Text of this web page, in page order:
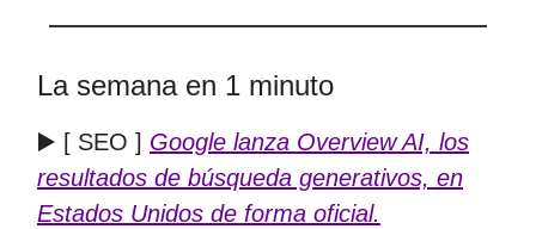
La semana en 1 minuto
▶️ [ SEO ] Google lanza Overview AI, los
resultados de búsqueda generativos, en
Estados Unidos de forma oficial.